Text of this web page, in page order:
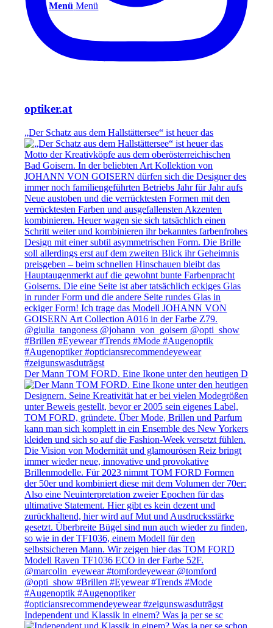
Menü Menü
optiker.at
„Der Schatz aus dem Hallstättersee“ ist heuer das
Der Mann TOM FORD. Eine Ikone unter den heutigen D
Independent und Klassik in einem? Was ja per se sc